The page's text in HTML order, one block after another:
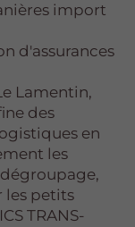
import
d'assurances
Lamentin,
des
en
les
les petits
TRANS-